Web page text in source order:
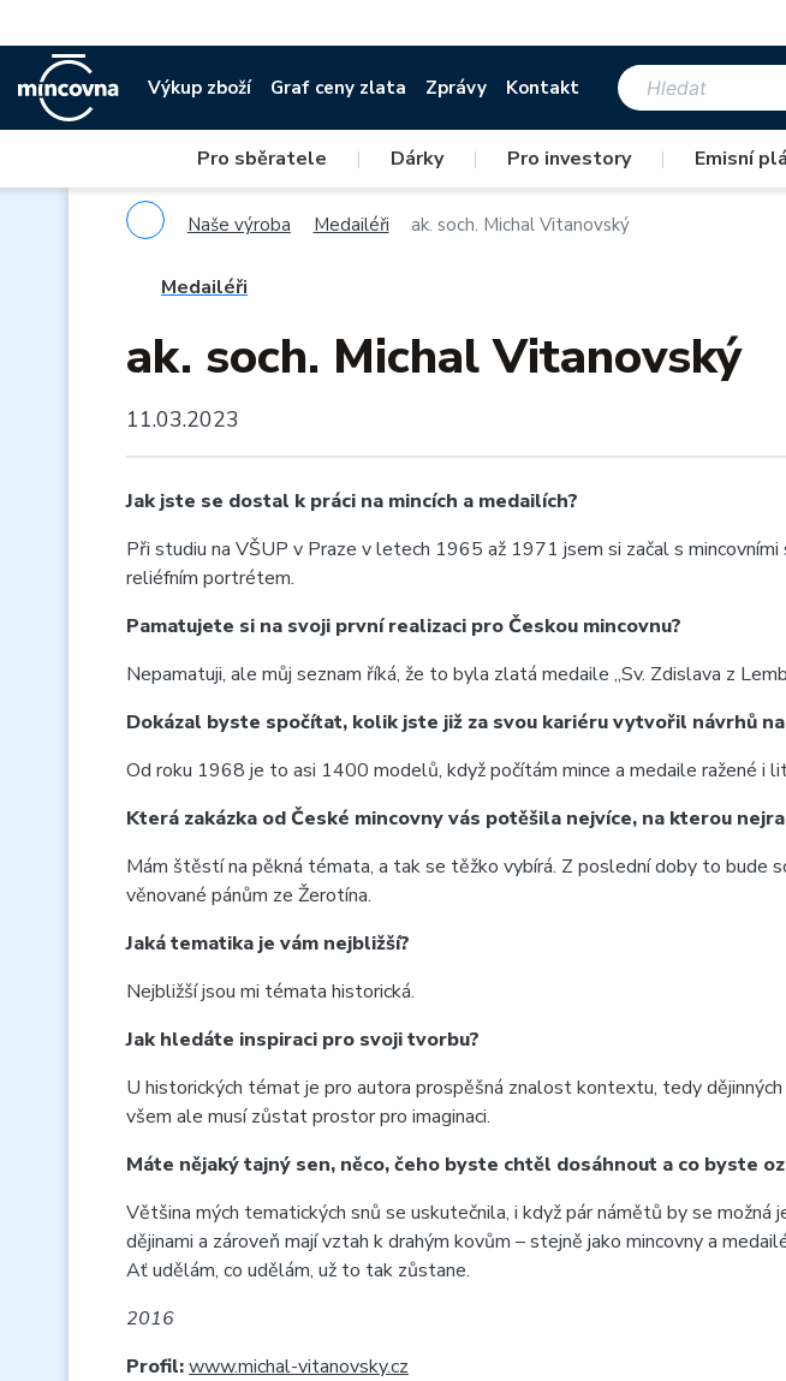
Výkup zboží Graf ceny zlata Zprávy Kontakt
Pro sběratele | Dárky | Pro investory | Emisní
Naše výroba Medailéři ak. soch. Michal Vitanovský
Medailéři
ak. soch. Michal Vitanovský
11.03.2023
Jak jste se dostal k práci na mincích a medailích?
Při studiu na VŠUP v Praze v letech 1965 až 1971 jsem si začal s
reliéfním portrétem.
Pamatujete si na svoji první realizaci pro Českou mincovnu?
Nepamatuji, ale můj seznam říká, že to byla zlatá medaile „Sv. Zdislava z
Dokázal byste spočítat, kolik jste již za svou kariéru vytvořil návrhů
Od roku 1968 je to asi 1400 modelů, když počítám mince a medaile ražené i
Která zakázka od České mincovny vás potěšila nejvíce, na kterou
Mám štěstí na pěkná témata, a tak se těžko vybírá. Z poslední doby to bude
věnované pánům ze Žerotína.
Jaká tematika je vám nejbližší?
Nejbližší jsou mi témata historická.
Jak hledáte inspiraci pro svoji tvorbu?
U historických témat je pro autora prospěšná znalost kontextu, tedy
všem ale musí zůstat prostor pro imaginaci.
Máte nějaký tajný sen, něco, čeho byste chtěl dosáhnout a co byste
Většina mých tematických snů se uskutečnila, i když pár námětů by se
dějinami a zároveň mají vztah k drahým kovům – stejně jako mincovny a
Ať udělám, co udělám, už to tak zůstane.
2016
Profil:www.michal-vitanovsky.cz